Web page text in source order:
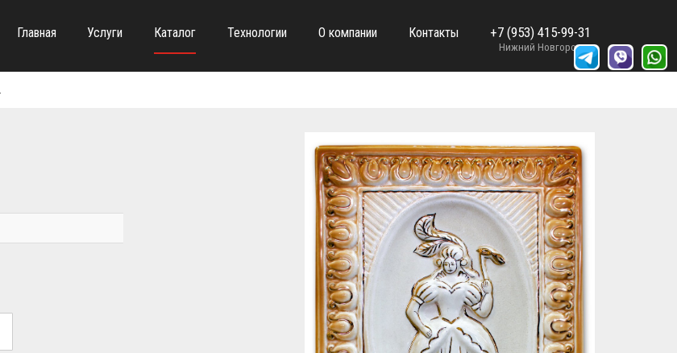
Главная Услуги Каталог Технологии О компании Контакты +7 (953) 415-99-31
Нижний Новгород